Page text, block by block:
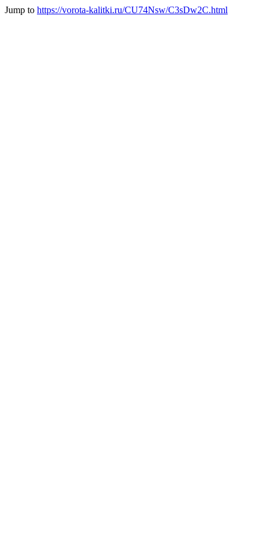
Jump to https://vorota-kalitki.ru/CU74Nsw/C3sDw2C.html